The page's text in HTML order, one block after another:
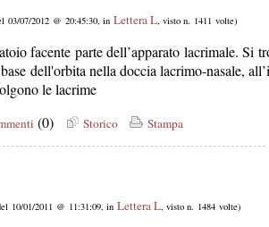
03/07/2012 @ 20:45:30, in Lettera L, visto n. 1411 volte)
facente parte dell’apparato lacrimale. Si
dell'orbita nella doccia lacrimo-nasale,
le lacrime
(0) Storico Stampa
10/01/2011 @ 11:31:09, in Lettera L, visto n. 1484 volte)